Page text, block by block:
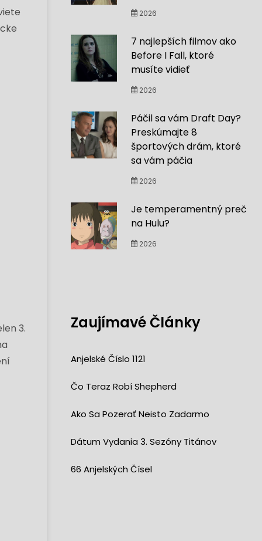
3.
2026
7 najlepších filmov ako
Before I Fall, ktoré
musíte vidieť
2026
Páčil sa vám Draft Day?
Preskúmajte 8
športových drám, ktoré
sa vám páčia
2026
Je temperamentný preč
na Hulu?
2026
Zaujímavé Články
Anjelské Číslo 1121
Čo Teraz Robí Shepherd
Ako Sa Pozerať Neisto Zadarmo
Dátum Vydania 3. Sezóny Titánov
66 Anjelských Čísel